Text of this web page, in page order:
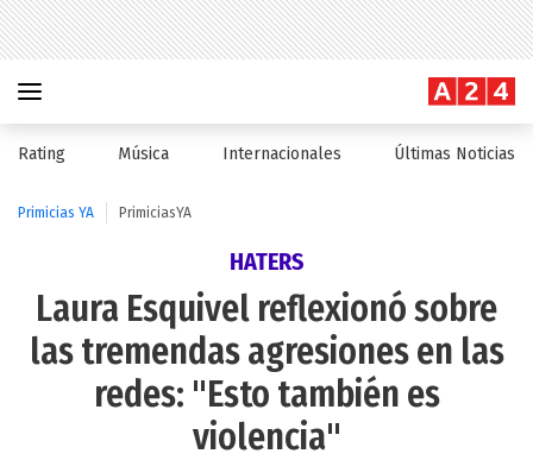
Rating Música Internacionales Últimas Noticias
Primicias YA PrimiciasYA
HATERS
Laura Esquivel reflexionó sobre
las tremendas agresiones en las
redes: "Esto también es
violencia"